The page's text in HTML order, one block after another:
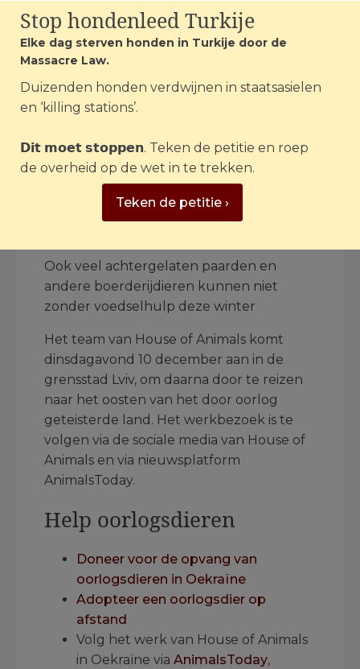
Ook veel achtergelaten paarden en
andere boerderijdieren kunnen niet
zonder voedselhulp deze winter
Het team van House of Animals komt
dinsdagavond 10 december aan in de
grensstad Lviv, om daarna door te reizen
naar het oosten van het door oorlog
geteisterde land. Het werkbezoek is te
volgen via de sociale media van House of
Animals en via nieuwsplatform
AnimalsToday.
Help oorlogsdieren
Doneer voor de opvang van
oorlogsdieren in Oekraïne
Adopteer een oorlogsdier op
afstand
Volg het werk van House of Animals
in Oekraïne via AnimalsToday,
Stop hondenleed Turkije
Elke dag sterven honden in Turkije door de
Massacre Law.
Duizenden honden verdwijnen in staatsasielen
en ‘killing stations’.
𝗗𝗶𝘁 𝗺𝗼𝗲𝘁 𝘀𝘁𝗼𝗽𝗽𝗲𝗻. Teken de petitie en roep
de overheid op de wet in te trekken.
Teken de petitie ›